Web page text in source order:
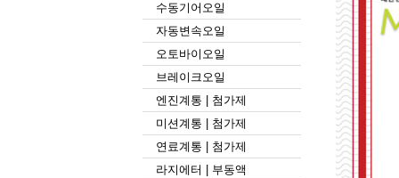
수동기어오일
자동변속오일
오토바이오일
브레이크오일
엔진계통 | 첨가제
미션계통 | 첨가제
연료계통 | 첨가제
라지에터 | 부동액